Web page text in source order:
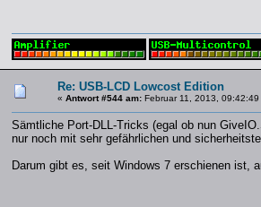
Re: USB-LCD Lowcost Edition
« Antwort #544 am: Februar 11, 2013, 09:42:49
Sämtliche Port-DLL-Tricks (egal ob nun
nur noch mit sehr gefährlichen und
Darum gibt es, seit Windows 7 erschienen ist,